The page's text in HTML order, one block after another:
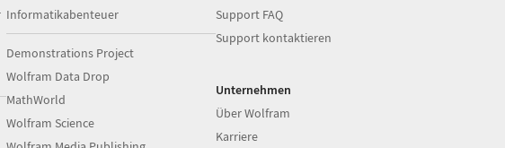
Informatikabenteuer
Demonstrations Project
Wolfram Data Drop
MathWorld
Wolfram Science
Support FAQ
Support kontaktieren
Unternehmen
Über Wolfram
Karriere